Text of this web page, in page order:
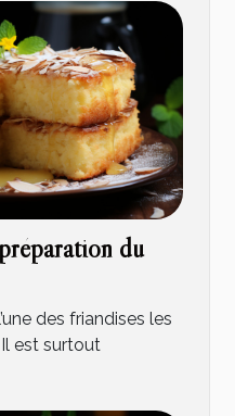
du
des friandises les
est surtout